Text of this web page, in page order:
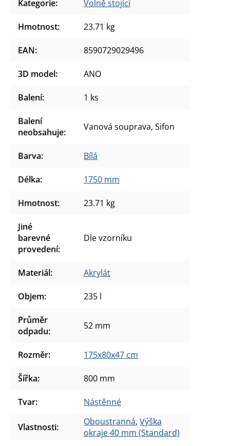
Kategorie: Volně stojící
Hmotnost: 23.71 kg
EAN: 8590729029496
3D model: ANO
Balení: 1 ks
Balení
neobsahuje: Vanová souprava, Sifon
Barva: Bílá
Délka: 1750 mm
Hmotnost: 23.71 kg
Jiné
barevné
provedení:
Dle vzorníku
Materiál: Akrylát
Objem: 235 l
Průměr
odpadu: 52 mm
Rozměr: 175x80x47 cm
Šířka: 800 mm
Tvar: Nástěnné
Vlastnosti: Oboustranná, Výška
okraje 40 mm (Standard)